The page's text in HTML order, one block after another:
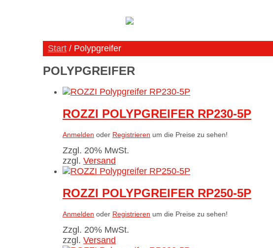
Start / Polypgreifer
POLYPGREIFER
ROZZI POLYPGREIFER RP230-5P
Anmelden oder Registrieren um die Preise zu sehen!
Zzgl. 20% MwSt.
zzgl. Versand
ROZZI POLYPGREIFER RP250-5P
Anmelden oder Registrieren um die Preise zu sehen!
Zzgl. 20% MwSt.
zzgl. Versand